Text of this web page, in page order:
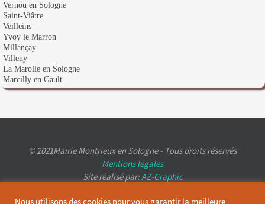
Vernou en Sologne
Saint-Viâtre
Veilleins
Yvoy le Marron
Millançay
Villeny
La Marolle en Sologne
Marcilly en Gault
© 2021Mairie Montrieux en Sologne - Tous droits réservés
Mentions légales
Site réalisé par:AZ-Graphic
Nous utilisons des cookies pour vous garantir la meilleure